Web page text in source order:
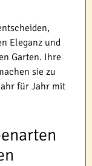
Eleganz und
Garten. Ihre
sie zu
für Jahr mit